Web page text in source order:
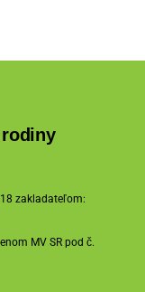
zakladateľom:
MV SR pod č.